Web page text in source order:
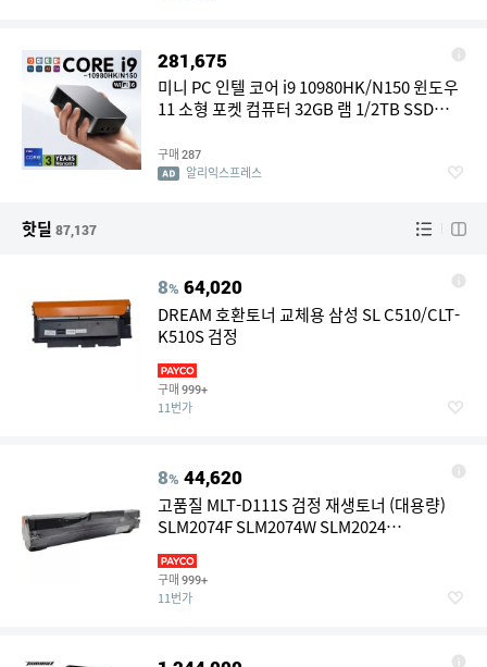
281,675
미니 PC 인텔 코어 i9 10980HK/N150 윈도우
11 소형 포켓 컴퓨터 32GB 램 1/2TB SSD
구매 287
알리익스프레스
핫딜 87,137
8% 64,020
DREAM 호환토너 교체용 삼성 SL C510/CLT-
K510S 검정
구매 999+
11번가
8% 44,620
고품질 MLT-D111S 검정 재생토너 (대용량)
SLM2074F SLM2074W SLM2024
SLM2070FW SLM2074FW W73B4CB
구매 999+
11번가